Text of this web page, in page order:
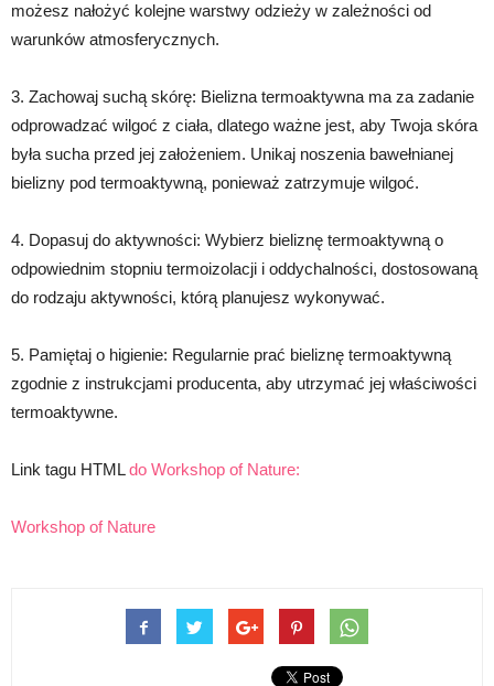
możesz nałożyć kolejne warstwy odzieży w zależności od
warunków atmosferycznych.
3. Zachowaj suchą skórę: Bielizna termoaktywna ma za zadanie
odprowadzać wilgoć z ciała, dlatego ważne jest, aby Twoja skóra
była sucha przed jej założeniem. Unikaj noszenia bawełnianej
bielizny pod termoaktywną, ponieważ zatrzymuje wilgoć.
4. Dopasuj do aktywności: Wybierz bieliznę termoaktywną o
odpowiednim stopniu termoizolacji i oddychalności, dostosowaną
do rodzaju aktywności, którą planujesz wykonywać.
5. Pamiętaj o higienie: Regularnie prać bieliznę termoaktywną
zgodnie z instrukcjami producenta, aby utrzymać jej właściwości
termoaktywne.
Link tagu HTMLdo Workshop of Nature:
Workshop of Nature